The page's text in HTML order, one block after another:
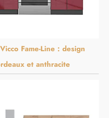
Fame-Line : design
et anthracite